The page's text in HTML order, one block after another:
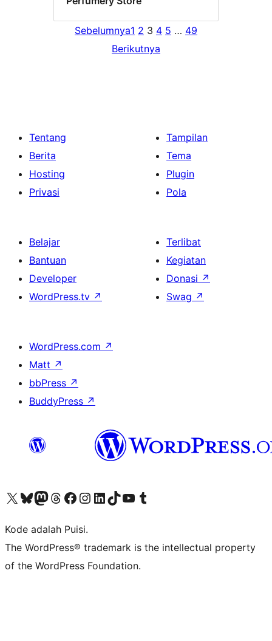
Sebelumnya1 2 3 4 5 … 49
Berikutnya
Tentang
Berita
Hosting
Privasi
Tampilan
Tema
Plugin
Pola
Belajar
Bantuan
Developer
WordPress.tv ↗
Terlibat
Kegiatan
Donasi ↗
Swag ↗
WordPress.com ↗
Matt ↗
bbPress ↗
BuddyPress ↗
Kunjungi akun X (sebelumnya Twitter) kamiVisit our Bluesky account
Kunjungi akun Mastodon kami
Visit our Threads account
Kunjungi halaman Facebook kamiKunjungi akun Instagram kamiKunjungi akun LinkedIn kami
Visit our TikTok account
Kunjungi channel YouTube kamiVisit our Tumblr account
Kode adalah Puisi.
The WordPress® trademark is the intellectual property
of the WordPress Foundation.